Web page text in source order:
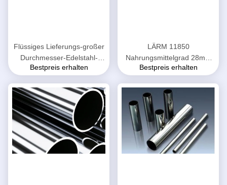
Flüssiges Lieferungs-großer
Durchmesser-Edelstahl-
Rohr 350mm - 700mm
Bestpreis erhalten
LÄRM 11850
Nahrungsmittelgrad 28mm
Od-Edelstahl-Rohr, Grad der
Bestpreis erhalten